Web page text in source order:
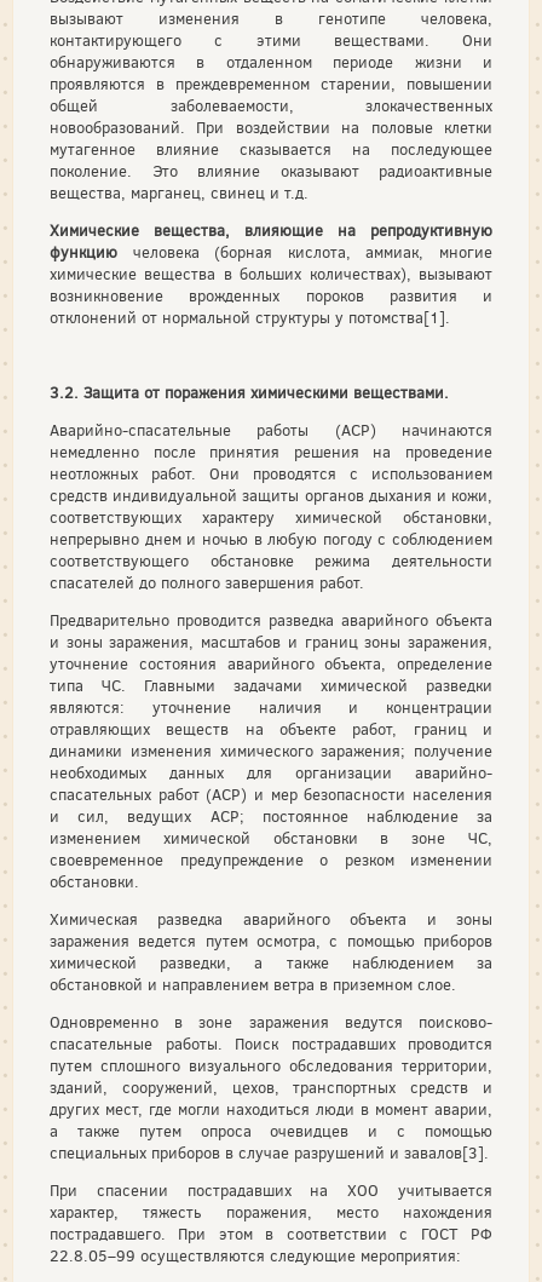
вызывают изменения в генотипе человека,
контактирующего с этими веществами. Они
обнаруживаются в отдаленном периоде жизни и
проявляются в преждевременном старении, повышении
общей заболеваемости, злокачественных
новообразований. При воздействии на половые клетки
мутагенное влияние сказывается на последующее
поколение. Это влияние оказывают радиоактивные
вещества, марганец, свинец и т.д.
Химические вещества, влияющие на репродуктивную
функцию человека (борная кислота, аммиак, многие
химические вещества в больших количествах), вызывают
возникновение врожденных пороков развития и
отклонений от нормальной структуры у потомства[1].
3.2. Защита от поражения химическими веществами.
Аварийно-спасательные работы (АСР) начинаются
немедленно после принятия решения на проведение
неотложных работ. Они проводятся с использованием
средств индивидуальной защиты органов дыхания и кожи,
соответствующих характеру химической обстановки,
непрерывно днем и ночью в любую погоду с соблюдением
соответствующего обстановке режима деятельности
спасателей до полного завершения работ.
Предварительно проводится разведка аварийного объекта
и зоны заражения, масштабов и границ зоны заражения,
уточнение состояния аварийного объекта, определение
типа ЧС. Главными задачами химической разведки
являются: уточнение наличия и концентрации
отравляющих веществ на объекте работ, границ и
динамики изменения химического заражения; получение
необходимых данных для организации аварийно-
спасательных работ (АСР) и мер безопасности населения
и сил, ведущих АСР; постоянное наблюдение за
изменением химической обстановки в зоне ЧС,
своевременное предупреждение о резком изменении
обстановки.
Химическая разведка аварийного объекта и зоны
заражения ведется путем осмотра, с помощью приборов
химической разведки, а также наблюдением за
обстановкой и направлением ветра в приземном слое.
Одновременно в зоне заражения ведутся поисково-
спасательные работы. Поиск пострадавших проводится
путем сплошного визуального обследования территории,
зданий, сооружений, цехов, транспортных средств и
других мест, где могли находиться люди в момент аварии,
а также путем опроса очевидцев и с помощью
специальных приборов в случае разрушений и завалов[3].
При спасении пострадавших на ХОО учитывается
характер, тяжесть поражения, место нахождения
пострадавшего. При этом в соответствии с ГОСТ РФ
22.8.05–99 осуществляются следующие мероприятия: